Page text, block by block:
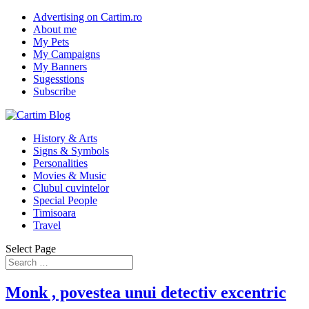
Advertising on Cartim.ro
About me
My Pets
My Campaigns
My Banners
Sugesstions
Subscribe
History & Arts
Signs & Symbols
Personalities
Movies & Music
Clubul cuvintelor
Special People
Timisoara
Travel
Select Page
Monk , povestea unui detectiv excentric